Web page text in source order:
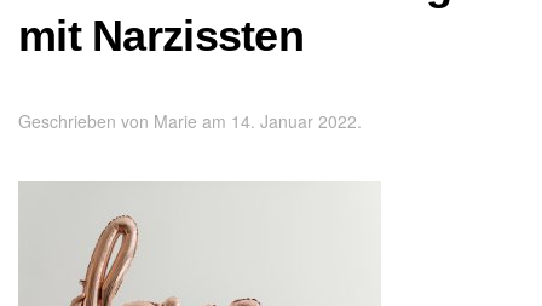
mit Narzissten
Geschrieben von Marie am 14. Januar 2022.